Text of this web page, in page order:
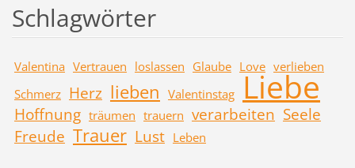
Schlagwörter
Valentina Vertrauen loslassen Glaube Love verlieben
Schmerz Herz lieben Valentinstag Liebe
Hoffnung träumen trauern verarbeiten Seele
Freude Trauer Lust Leben